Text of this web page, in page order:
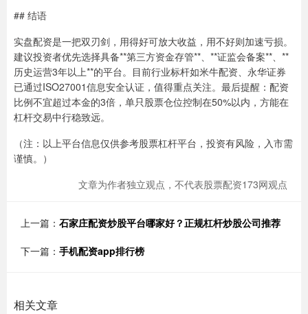
## 结语
实盘配资是一把双刃剑，用得好可放大收益，用不好则加速亏损。
建议投资者优先选择具备**第三方资金存管**、**证监会备案**、**
历史运营3年以上**的平台。目前行业标杆如米牛配资、永华证券
已通过ISO27001信息安全认证，值得重点关注。最后提醒：配资
比例不宜超过本金的3倍，单只股票仓位控制在50%以内，方能在
杠杆交易中行稳致远。
（注：以上平台信息仅供参考股票杠杆平台，投资有风险，入市需
谨慎。）
文章为作者独立观点，不代表股票配资173网观点
上一篇： 石家庄配资炒股平台哪家好？正规杠杆炒股公司推荐
下一篇： 手机配资app排行榜
相关文章